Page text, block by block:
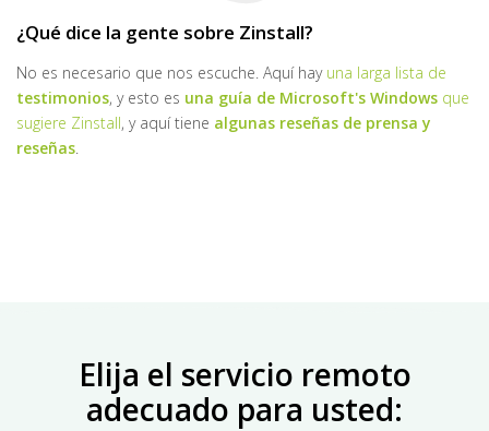
¿Qué dice la gente sobre Zinstall?
No es necesario que nos escuche. Aquí hay una larga lista de
testimonios, y esto es una guía de Microsoft's Windows que
sugiere Zinstall, y aquí tiene algunas reseñas de prensa y
reseñas
Elija el servicio remoto
adecuado para usted: